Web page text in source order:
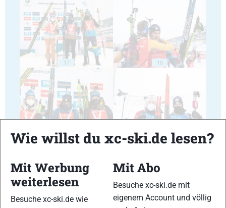
17 18
19 20
Wie willst du xc-ski.de lesen?
Mit Werbung
weiterlesen
Besuche xc-ski.de wie
Mit Abo
Besuche xc-ski.de mit
eigenem Account und völlig